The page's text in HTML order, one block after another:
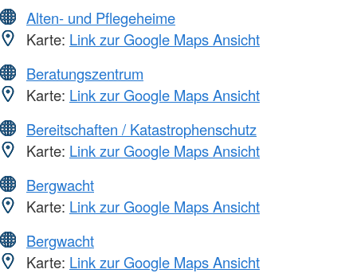
Alten- und Pflegeheime
Karte: Link zur Google Maps Ansicht
Beratungszentrum
Karte: Link zur Google Maps Ansicht
Bereitschaften / Katastrophenschutz
Karte: Link zur Google Maps Ansicht
Bergwacht
Karte: Link zur Google Maps Ansicht
Bergwacht
Karte: Link zur Google Maps Ansicht